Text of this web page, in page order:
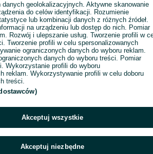
danych geolokalizacyjnych. Aktywne skanowanie
do celów identyfikacji. Rozumienie
lub kombinacji danych z różnych źródeł.
na urządzeniu lub dostęp do nich. Pomiar
Rozwój i ulepszanie usług. Tworzenie profili w
Tworzenie profili w celu spersonalizowanych
ograniczonych danych do wyboru reklam.
danych do wyboru treści. Pomiar
Wykorzystanie profili do wyboru
reklam. Wykorzystywanie profili w celu doboru
treści.
Akceptuj wszystkie
Akceptuj niezbędne